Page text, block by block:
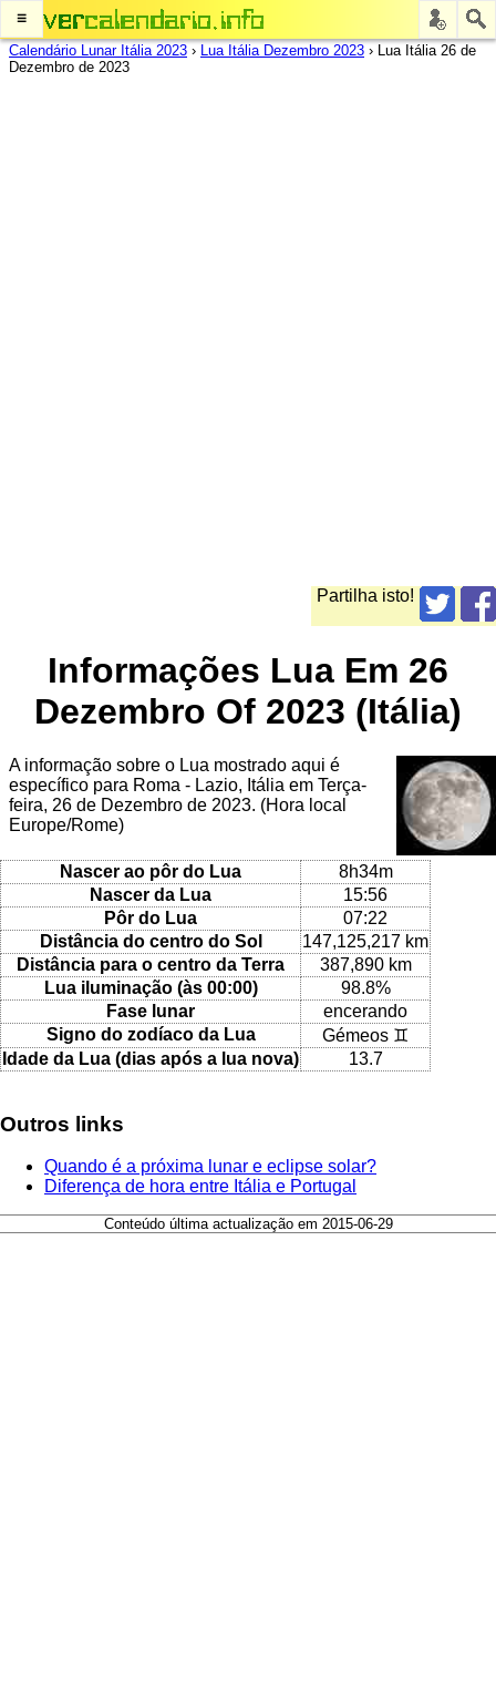
≡
Calendário Lunar Itália 2023 › Lua Itália Dezembro 2023 › Lua Itália 26 de
Dezembro de 2023
Partilha isto!
Informações Lua Em 26
Dezembro Of 2023 (Itália)
A informação sobre o Lua mostrado aqui é
específico para Roma - Lazio, Itália em Terça-
feira, 26 de Dezembro de 2023. (Hora local
Europe/Rome)
Nascer ao pôr do Lua
8h34m
Nascer da Lua
15:56
Pôr do Lua
07:22
Distância do centro do Sol
147,125,217 km
Distância para o centro da Terra
387,890 km
Lua iluminação (às 00:00)
98.8%
Fase lunar
encerando
Signo do zodíaco da Lua
Gémeos ♊
Idade da Lua (dias após a lua nova)
13.7
Outros links
Quando é a próxima lunar e eclipse solar?
Diferença de hora entre Itália e Portugal
Conteúdo última actualização em 2015-06-29